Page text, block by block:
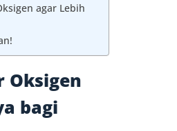
agar Lebih
Oksigen
bagi